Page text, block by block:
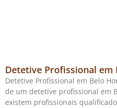
Detetive Profissional em
Detetive Profissional em Belo
de um detetive profissional em
existem profissionais